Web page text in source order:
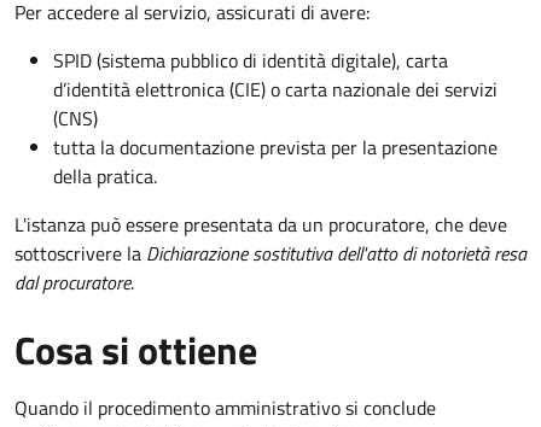
Per accedere al servizio, assicurati di avere:
SPID (sistema pubblico di identità digitale), carta
d’identità elettronica (CIE) o carta nazionale dei servizi
(CNS)
tutta la documentazione prevista per la presentazione
della pratica.
L'istanza può essere presentata da un procuratore, che deve
sottoscrivere la Dichiarazione sostitutiva dell'atto di notorietà resa
dal procuratore.
Cosa si ottiene
Quando il procedimento amministrativo si conclude